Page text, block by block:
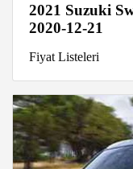
2021 Suzuki
2020-12-21
Fiyat Listeleri